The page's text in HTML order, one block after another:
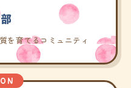
を育てるコミュニティ